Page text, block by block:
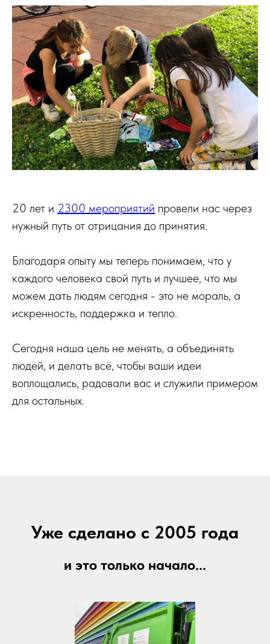
20 лет и 2300 мероприятий провели нас через
нужный путь от отрицания до принятия.
Благодаря опыту мы теперь понимаем, что у
каждого человека свой путь и лучшее, что мы
можем дать людям сегодня - это не мораль, а
искренность, поддержка и тепло.
Сегодня наша цель не менять, а объединять
людей, и делать всё, чтобы ваши идеи
воплощались, радовали вас и служили примером
для остальных.
Уже сделано с 2005 года
и это только начало...